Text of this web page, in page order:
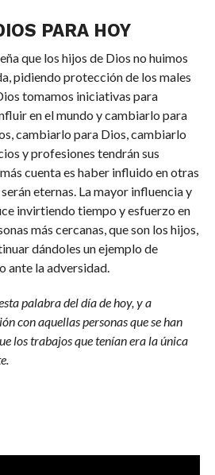
PARA HOY
que los hijos de Dios no huimos
pidiendo protección de los males
tomamos iniciativas para
en el mundo y cambiarlo para
cambiarlo para Dios, cambiarlo
y profesiones tendrán sus
cuenta es haber influido en otras
eternas. La mayor influencia y
invirtiendo tiempo y esfuerzo en
más cercanas, que son los hijos,
dándoles un ejemplo de
ante la adversidad.
palabra del día de hoy, y a
con aquellas personas que se han
los trabajos que tenían era la única